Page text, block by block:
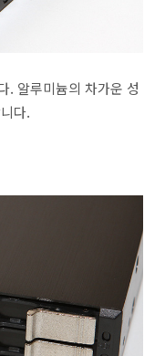
. 알루미늄의 차가운 성
다.